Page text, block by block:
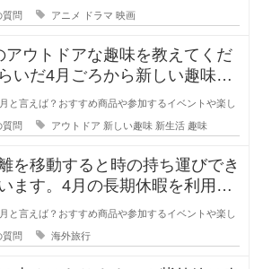
質問 アニメ ドラマ 映画
アウトドアな趣味を教えてくだ
いだ4月ごろから新しい趣味を
が、外で行う手軽
と言えば？おすすめ商品や参加するイベントや楽し
質問 アウトドア 新しい趣味 新生活 趣味
を移動すると時の持ち運びでき
ます。4月の長期休暇を利用し
行きます。しかし
と言えば？おすすめ商品や参加するイベントや楽し
質問 海外旅行